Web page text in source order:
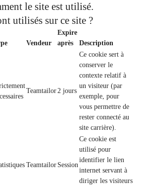
le site est utilisé.
utilisés sur ce site ?
Vendeur
Expire
après
Description
Teamtailor2 jours
Ce cookie sert à
conserver le
contexte relatif à
un visiteur (par
exemple, pour
vous permettre de
rester connecté au
site carrière).
Teamtailor Session
Ce cookie est
utilisé pour
identifier le lien
internet servant à
diriger les visiteurs